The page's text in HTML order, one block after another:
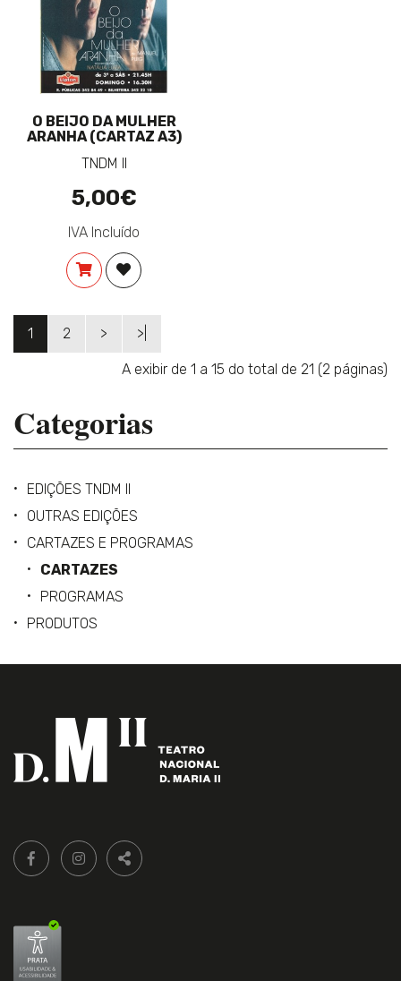
O BEIJO DA MULHER
ARANHA (CARTAZ A3)
TNDM II
5,00€
IVA Incluído
COMPRARADICIONAR À LISTA DE DESEJOS
1 2 > >|
A exibir de 1 a 15 do total de 21 (2 páginas)
Categorias
EDIÇÕES TNDM II
OUTRAS EDIÇÕES
CARTAZES E PROGRAMAS
CARTAZES
PROGRAMAS
PRODUTOS
Siga-
nos:
FACEBOOK LIVRARIA DO TEATRO ONLINE.
INSTAGRAM LIVRARIA DO TEATRO ONLINE.
PARTILHAR